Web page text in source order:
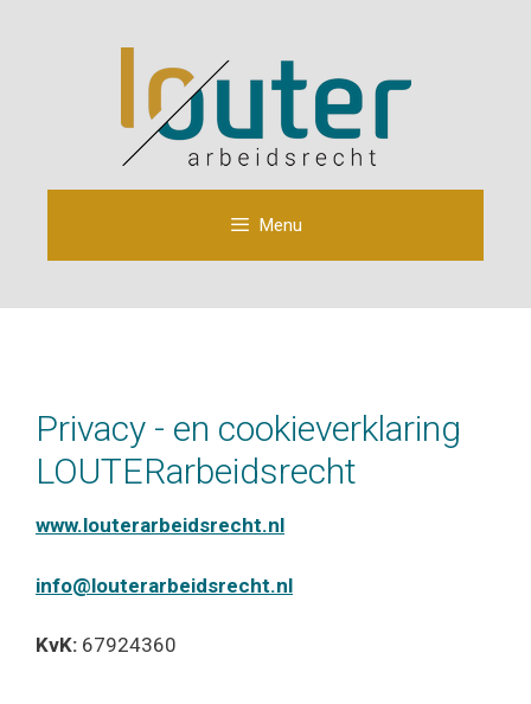
Menu
Privacy - en cookieverklaring
LOUTERarbeidsrecht
www.louterarbeidsrecht.nl
info@louterarbeidsrecht.nl
KvK: 67924360